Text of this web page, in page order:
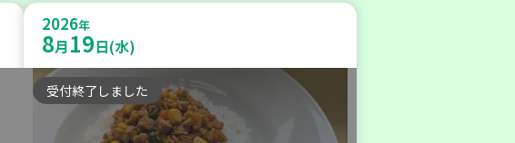
2026年
8月 19日(水)
受付終了しました